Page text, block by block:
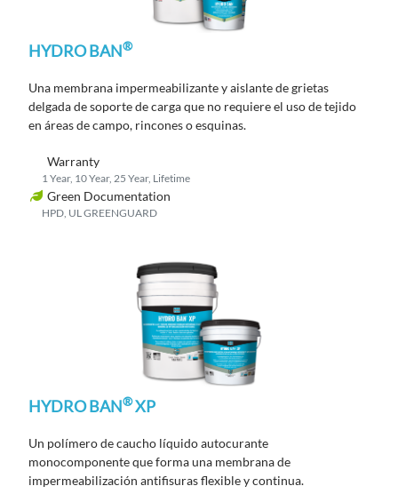
HYDRO BAN®
Una membrana impermeabilizante y aislante de grietas
delgada de soporte de carga que no requiere el uso de tejido
en áreas de campo, rincones o esquinas.
Warranty
1 Year, 10 Year, 25 Year, Lifetime
Green Documentation
HPD, UL GREENGUARD
HYDRO BAN®XP
Un polímero de caucho líquido autocurante
monocomponente que forma una membrana de
impermeabilización antifisuras flexible y continua.